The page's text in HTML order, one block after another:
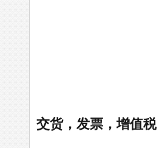
交货，发票，增值税